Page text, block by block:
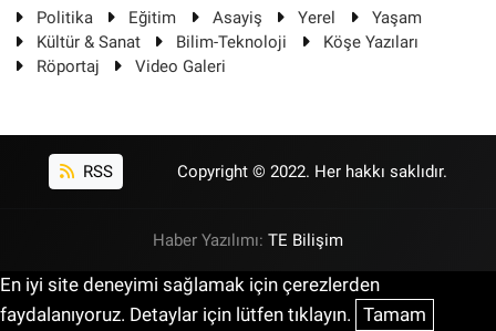
Politika Eğitim Asayiş Yerel
Yaşam
Kültür & Sanat
Bilim-Teknoloji
Köşe Yazıları
Röportaj
Video Galeri
RSS Copyright © 2022. Her hakkı saklıdır.
Haber Yazılımı: TE Bilişim
En iyi site deneyimi sağlamak için çerezlerden
faydalanıyoruz. Detaylar için lütfen tıklayın. Tamam